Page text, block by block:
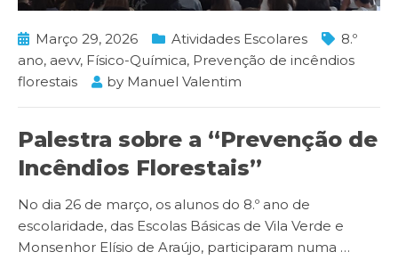
Março 29, 2026 Atividades Escolares
8.º
ano, aevv, Físico-Química, Prevenção de incêndios
florestais
by Manuel Valentim
Palestra sobre a “Prevenção de
Incêndios Florestais”
No dia 26 de março, os alunos do 8.º ano de
escolaridade, das Escolas Básicas de Vila Verde e
Monsenhor Elísio de Araújo, participaram numa …